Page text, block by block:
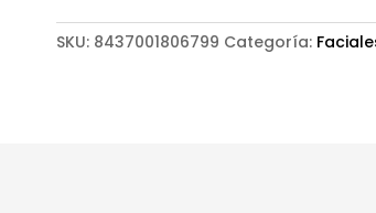
SKU: 8437001806799 Categoría: